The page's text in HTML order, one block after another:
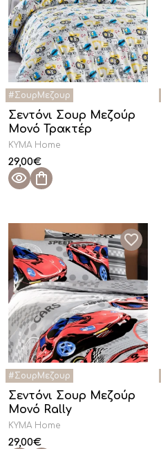
Σεντόνι Σουρ Μεζούρ
Μονό Τρακτέρ
KYMA Home
29,00€
Σεντόνι Σουρ Μεζούρ
Μονό Rally
KYMA Home
29,00€